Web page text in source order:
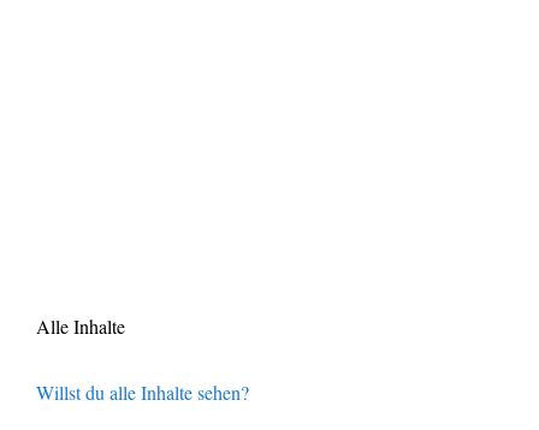
Alle Inhalte
Willst du alle Inhalte sehen?